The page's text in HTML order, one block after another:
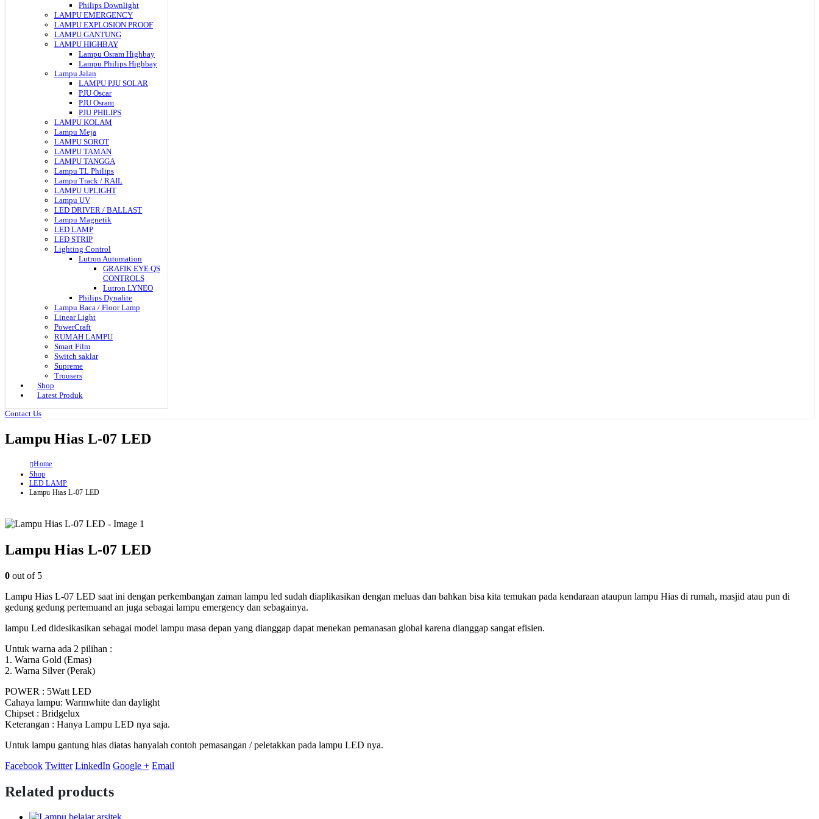
Philips Downlight
LAMPU EMERGENCY
LAMPU EXPLOSION PROOF
LAMPU GANTUNG
LAMPU HIGHBAY
Lampu Osram Highbay
Lampu Philips Highbay
Lampu Jalan
LAMPU PJU SOLAR
PJU Oscar
PJU Osram
PJU PHILIPS
LAMPU KOLAM
Lampu Meja
LAMPU SOROT
LAMPU TAMAN
LAMPU TANGGA
Lampu TL Philips
Lampu Track / RAIL
LAMPU UPLIGHT
Lampu UV
LED DRIVER / BALLAST
Lampu Magnetik
LED LAMP
LED STRIP
Lighting Control
Lutron Automation
GRAFIK EYE QS
CONTROLS
Lutron LYNEO
Philips Dynalite
Lampu Baca / Floor Lamp
Linear Light
PowerCraft
RUMAH LAMPU
Smart Film
Switch saklar
Supreme
Trousers
Shop
Latest Produk
Contact Us
Lampu Hias L-07 LED
Home
Shop
LED LAMP
Lampu Hias L-07 LED
Lampu Hias L-07 LED
0 out of 5
Lampu Hias L-07 LED saat ini dengan perkembangan zaman lampu led sudah diaplikasikan dengan meluas dan bahkan bisa kita temukan pada kendaraan ataupun lampu Hias di rumah, masjid atau pun di
gedung gedung pertemuand an juga sebagai lampu emergency dan sebagainya.
lampu Led didesikasikan sebagai model lampu masa depan yang dianggap dapat menekan pemanasan global karena dianggap sangat efisien.
Untuk warna ada 2 pilihan :
1. Warna Gold (Emas)
2. Warna Silver (Perak)
POWER : 5Watt LED
Cahaya lampu: Warmwhite dan daylight
Chipset : Bridgelux
Keterangan : Hanya Lampu LED nya saja.
Untuk lampu gantung hias diatas hanyalah contoh pemasangan / peletakkan pada lampu LED nya.
Facebook Twitter LinkedIn Google + Email
Related products